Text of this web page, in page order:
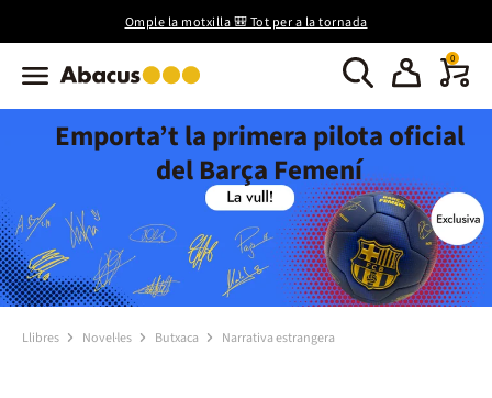
Omple la motxilla 🎒 Tot per a la tornada
0
Emporta’t la primera pilota oficial
del Barça Femení
Llibres Novel·les Butxaca Narrativa estrangera